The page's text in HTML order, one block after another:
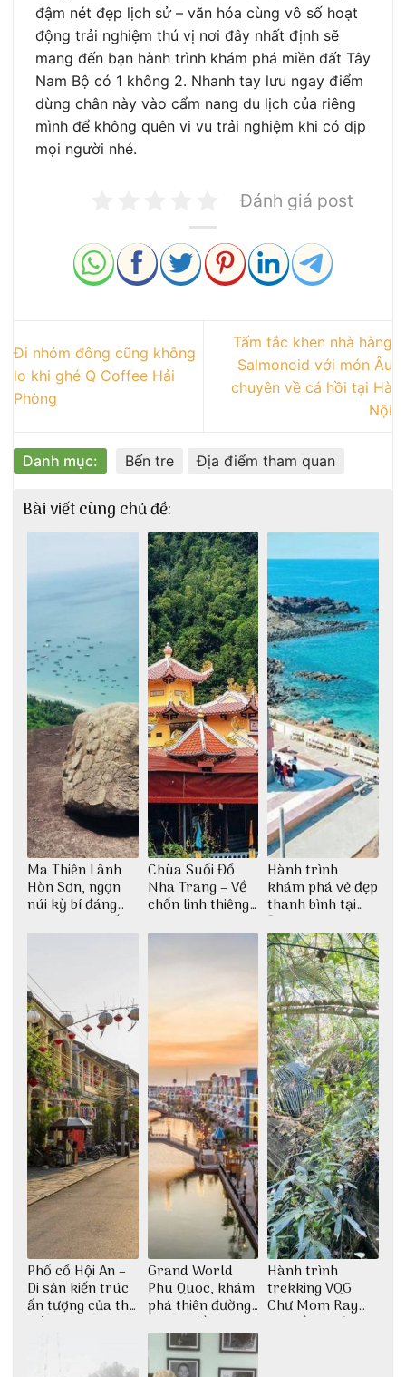
đậm nét đẹp lịch sử – văn hóa cùng vô số hoạt
động trải nghiệm thú vị nơi đây nhất định sẽ
mang đến bạn hành trình khám phá miền đất Tây
Nam Bộ có 1 không 2. Nhanh tay lưu ngay điểm
dừng chân này vào cẩm nang du lịch của riêng
mình để không quên vi vu trải nghiệm khi có dịp
mọi người nhé.
Đánh giá post
Đi nhóm đông cũng không
lo khi ghé Q Coffee Hải
Phòng
Tấm tắc khen nhà hàng
Salmonoid với món Âu
chuyên về cá hồi tại Hà
Nội
Danh mục: Bến tre Địa điểm tham quan
Bài viết cùng chủ đề:
Ma Thiên Lãnh
Hòn Sơn, ngọn
núi kỳ bí đáng
khám phá nhất
Chùa Suối Đổ
Nha Trang – Về
chốn linh thiêng
thiền định
Hành trình
khám phá vẻ đẹp
thanh bình tại
Đảo Phú Quý
Phố cổ Hội An –
Di sản kiến trúc
ấn tượng của thế
giới
Grand World
Phu Quoc, khám
phá thiên đường
giải trí đầy sôi
động
Hành trình
trekking VQG
Chư Mom Ray
tìm về núi rừng